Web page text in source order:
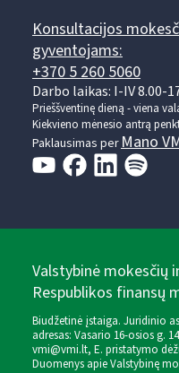
Konsultacijos
gyventojams:
+370 5 260 5060
Darbo laikas: I-IV 8.00-
Prieššventinę dieną - viena
Kiekvieno mėnesio antrą
Paklausimas perMano
Valstybinė mokesčių
Respublikos finansų
Biudžetinė įstaiga. Juridinio
adresas: Vasario 16-osios g.
vmi@vmi.lt, E. pristatymo
Duomenys apie Valstybinę